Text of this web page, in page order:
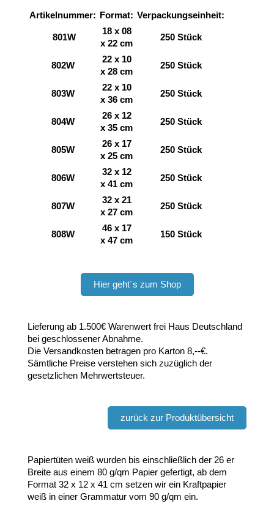
Artikelnummer: Format: Verpackungseinheit:
801W
18 x 08
x 22 cm
250 Stück
802W
22 x 10
x 28 cm
250 Stück
803W
22 x 10
x 36 cm
250 Stück
804W
26 x 12
x 35 cm
250 Stück
805W
26 x 17
x 25 cm
250 Stück
806W
32 x 12
x 41 cm
250 Stück
807W
32 x 21
x 27 cm
250 Stück
808W
46 x 17
x 47 cm
150 Stück
Hier geht´s zum Shop
Lieferung ab 1.500€ Warenwert frei Haus Deutschland
bei geschlossener Abnahme.
Die Versandkosten betragen pro Karton 8,--€.
Sämtliche Preise verstehen sich zuzüglich der
gesetzlichen Mehrwertsteuer.
zurück zur Produktübersicht
Papiertüten weiß wurden bis einschließlich der 26 er
Breite aus einem 80 g/qm Papier gefertigt, ab dem
Format 32 x 12 x 41 cm setzen wir ein Kraftpapier
weiß in einer Grammatur vom 90 g/qm ein.